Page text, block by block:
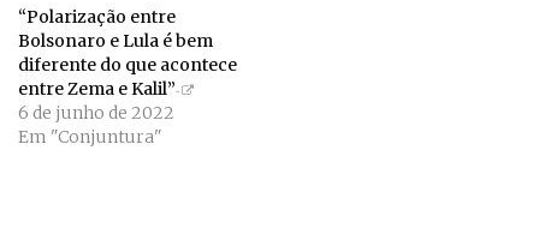
“Polarização entre
Bolsonaro e Lula é bem
diferente do que acontece
entre Zema e Kalil”
6 de junho de 2022
Em "Conjuntura"